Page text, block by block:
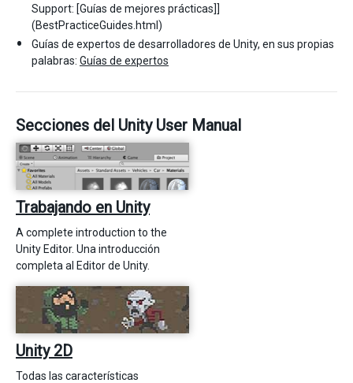
Support: [Guías de mejores prácticas]]
(BestPracticeGuides.html)
Guías de expertos de desarrolladores de Unity, en sus propias
palabras: Guías de expertos
Secciones del Unity User Manual
Trabajando en Unity
A complete introduction to the
Unity Editor. Una introducción
completa al Editor de Unity.
Unity 2D
Todas las características